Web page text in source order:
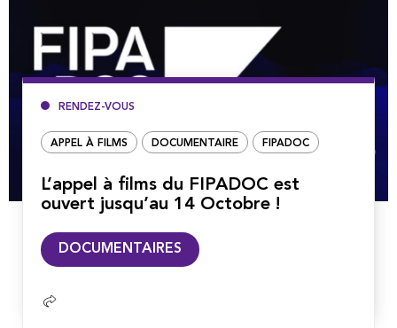
RENDEZ-VOUS
APPEL À FILMS DOCUMENTAIRE FIPADOC
L’appel à films du FIPADOC est
ouvert jusqu’au 14 Octobre !
DOCUMENTAIRES